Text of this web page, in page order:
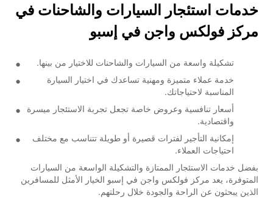
خدمات استئجار السيارات والشاحنات في
مركز فولكس واجن في إسبو
تشكيلة واسعة من السيارات والشاحنات للاختيار من بينها.
خدمة عملاء متميزة ومهنية تساعدك في اختيار السيارة
المناسبة لاحتياجاتك.
أسعار تنافسية وعروض خاصة تجعل تجربة الاستئجار ميسرة
واقتصادية.
إمكانية التأجير لفترات قصيرة أو طويلة تتناسب مع مختلف
احتياجات العملاء.
بفضل خدمات الاستئجار الممتازة والتشكيلة الواسعة من السيارات
المتوفرة، يعد مركز فولكس واجن في إسبو الخيار الأمثل للمسافرين
الذين يبحثون عن الراحة والجودة خلال رحلتهم.